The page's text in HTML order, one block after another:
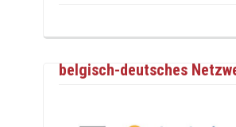
belgisch-deutsches